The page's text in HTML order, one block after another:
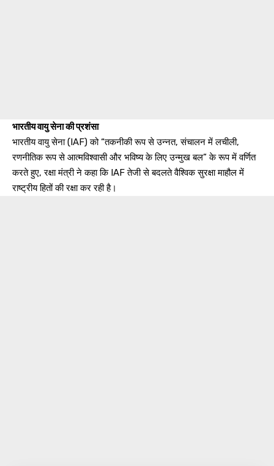
भारतीय वायु सेना की प्रशंसा
भारतीय वायु सेना (IAF) को “तकनीकी रूप से उन्नत, संचालन में लचीली,
रणनीतिक रूप से आत्मविश्वासी और भविष्य के लिए उन्मुख बल” के रूप में वर्णित
करते हुए, रक्षा मंत्री ने कहा कि IAF तेजी से बदलते वैश्विक सुरक्षा माहौल में
राष्ट्रीय हितों की रक्षा कर रही है।